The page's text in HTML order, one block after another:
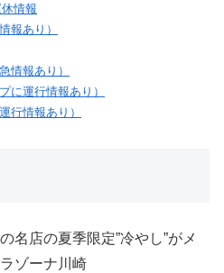
情報
報あり）
情報あり）
に運行情報あり）
行情報あり）
名店の夏季限定”冷やし”がメ
ゾーナ川崎